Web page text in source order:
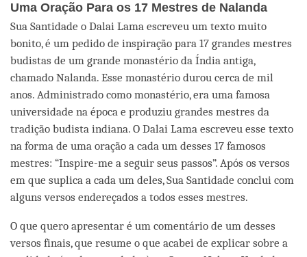
Uma Oração Para os 17 Mestres de Nalanda
Sua Santidade o Dalai Lama escreveu um texto muito
bonito, é um pedido de inspiração para 17 grandes mestres
budistas de um grande monastério da Índia antiga,
chamado Nalanda. Esse monastério durou cerca de mil
anos. Administrado como monastério, era uma famosa
universidade na época e produziu grandes mestres da
tradição budista indiana. O Dalai Lama escreveu esse texto
na forma de uma oração a cada um desses 17 famosos
mestres: “Inspire-me a seguir seus passos”. Após os versos
em que suplica a cada um deles, Sua Santidade conclui com
alguns versos endereçados a todos esses mestres.
O que quero apresentar é um comentário de um desses
versos finais, que resume o que acabei de explicar sobre a